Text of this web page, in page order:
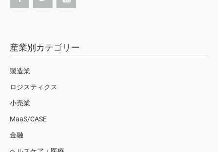
産業別カテゴリー
製造業
ロジスティクス
小売業
MaaS/CASE
金融